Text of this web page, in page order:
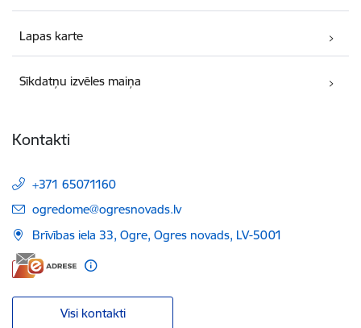
Lapas karte
Sīkdatņu izvēles maiņa
Kontakti
+371 65071160
E-pasts:
ogredome@ogresnovads.lv
Brīvības iela 33, Ogre, Ogres novads, LV-5001
Visi kontakti